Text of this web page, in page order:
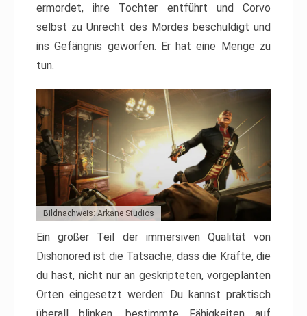
ermordet, ihre Tochter entführt und Corvo
selbst zu Unrecht des Mordes beschuldigt und
ins Gefängnis geworfen. Er hat eine Menge zu
tun.
Bildnachweis: Arkane Studios
Ein großer Teil der immersiven Qualität von
Dishonored ist die Tatsache, dass die Kräfte, die
du hast, nicht nur an geskripteten, vorgeplanten
Orten eingesetzt werden: Du kannst praktisch